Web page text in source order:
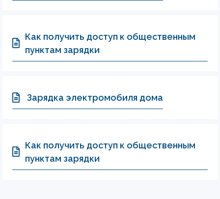
Как получить доступ к общественным
пунктам зарядки
Зарядка электромобиля дома
Как получить доступ к общественным
пунктам зарядки